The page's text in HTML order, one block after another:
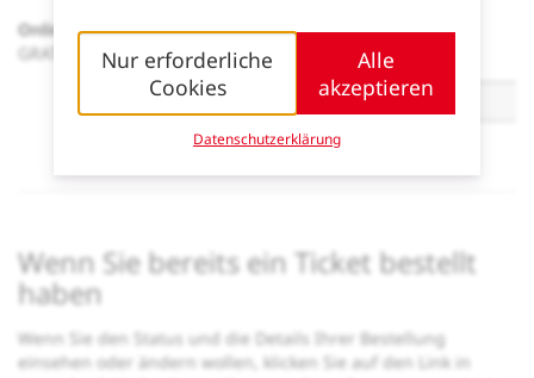
Online Teilnahme
GRATIS
Menge
+
Wenn Sie bereits ein Ticket bestellt
haben
Wenn Sie den Status und die Details Ihrer Bestellung
einsehen oder ändern wollen, klicken Sie auf den Link in
Nur erforderliche
Cookies
Alle
akzeptieren
Datenschutzerklärung